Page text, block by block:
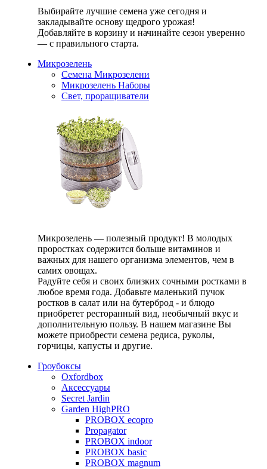
Выбирайте лучшие семена уже сегодня и
закладывайте основу щедрого урожая!
Добавляйте в корзину и начинайте сезон уверенно
— с правильного старта.
Микрозелень
Семена Микрозелени
Микрозелень Наборы
Свет, проращиватели
Микрозелень — полезный продукт! В молодых
проростках содержится больше витаминов и
важных для нашего организма элементов, чем в
самих овощах.
Радуйте себя и своих близких сочными ростками в
любое время года. Добавьте маленький пучок
ростков в салат или на бутерброд - и блюдо
приобретет ресторанный вид, необычный вкус и
дополнительную пользу. В нашем магазине Вы
можете приобрести семена редиса, руколы,
горчицы, капусты и другие.
Гроубоксы
Oxfordbox
Аксессуары
Secret Jardin
Garden HighPRO
PROBOX ecopro
Propagator
PROBOX indoor
PROBOX basic
PROBOX magnum